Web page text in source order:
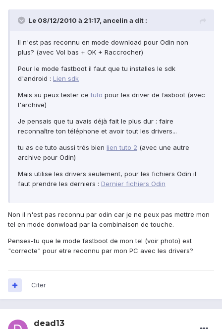
Le 08/12/2010 à 21:17, ancelin a dit :
Il n'est pas reconnu en mode download pour Odin non
plus? (avec Vol bas + OK + Raccrocher)
Pour le mode fastboot il faut que tu installes le sdk
d'android : Lien sdk
Mais su peux tester cetuto pour les driver de fasboot (avec
l'archive)
Je pensais que tu avais déjà fait le plus dur : faire
reconnaître ton téléphone et avoir tout les drivers...
tu as ce tuto aussi trés bien lien tuto 2 (avec une autre
archive pour Odin)
Mais utilise les drivers seulement, pour les fichiers Odin il
faut prendre les derniers : Dernier fichiers Odin
Non il n'est pas reconnu par odin car je ne peux pas mettre mon
tel en mode donwload par la combinaison de touche.
Penses-tu que le mode fastboot de mon tel (voir photo) est
"correcte" pour etre reconnu par mon PC avec les drivers?
Citer
dead13